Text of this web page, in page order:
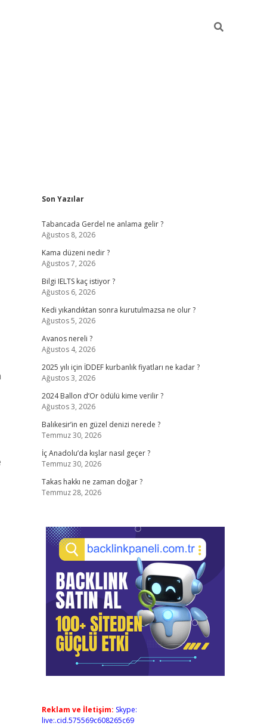
Sidebar
Son Yazılar
Tabancada Gerdel ne anlama gelir ?
Ağustos 8, 2026
Kama düzeni nedir ?
Ağustos 7, 2026
Bilgi IELTS kaç istiyor ?
Ağustos 6, 2026
Kedi yıkandıktan sonra kurutulmazsa ne olur ?
Ağustos 5, 2026
Avanos nereli ?
Ağustos 4, 2026
2025 yılı için İDDEF kurbanlık fiyatları ne kadar ?
Ağustos 3, 2026
2024 Ballon d’Or ödülü kime verilir ?
Ağustos 3, 2026
Balıkesir’in en güzel denizi nerede ?
Temmuz 30, 2026
İç Anadolu’da kışlar nasıl geçer ?
Temmuz 30, 2026
Takas hakkı ne zaman doğar ?
Temmuz 28, 2026
Reklam ve İletişim: Skype:
live:.cid.575569c608265c69
betciBetexper giriş adresi